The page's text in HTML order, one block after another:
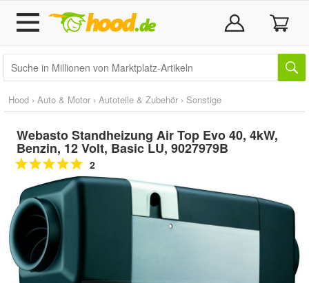
Hood › Auto & Motor › Autoteile & Zubehör › Sonstige
Webasto Standheizung Air Top Evo 40, 4kW,
Benzin, 12 Volt, Basic LU, 9027979B
2